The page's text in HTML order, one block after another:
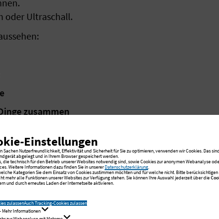
oder Ultraschall.
zusammen
Bereiche für bestimmte Krebs-Arten:
Krebs behandelt.
Einstellungen
Sachen Nutzerfreundlichkeit, Effektivität und Sicherheit für Sie zu optimieren, verwenden wir Cookies. Das
abgelegt und in Ihrem Browser gespeichert werden.
die technisch für den Betrieb unserer Websites notwendig sind, sowie Cookies zur anonymen Webanalyse
Weitere Informationen dazu finden Sie in unsererDatenschutzerklärung
Kategorien Sie dem Einsatz von Cookies zustimmen möchten und für welche nicht. Bitte berücksichtigen
mehr alle Funktionen unserer Websites zur Verfügung stehen. Sie können Ihre Auswahl jederzeit über die
und durch erneutes Laden der Internetseite aktivieren.
zulassenAuch Tracking-Cookies zulassen
Mehr Informationen